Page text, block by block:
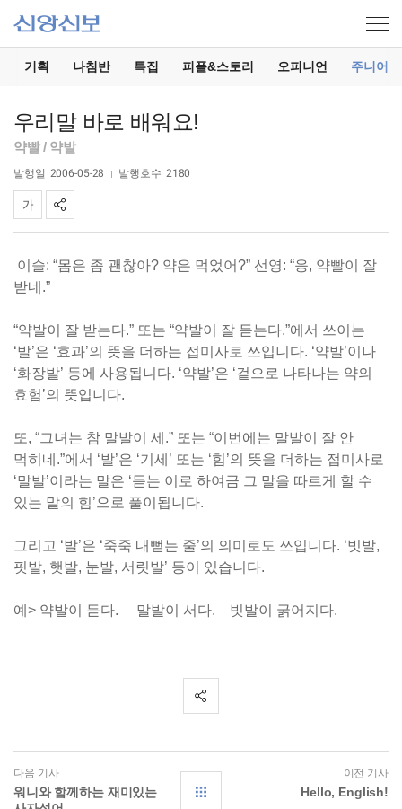
기획 나침반 특집 피플&스토리 오피니언 주니어
우리말 바로 배워요!
약빨 / 약발
발행일 2006-05-28 발행호수 2180
이슬: “몸은 좀 괜찮아? 약은 먹었어?” 선영: “응, 약빨이 잘
받네.”
“약발이 잘 받는다.” 또는 “약발이 잘 듣는다.”에서 쓰이는
‘발’은 ‘효과’의 뜻을 더하는 접미사로 쓰입니다. ‘약발’이나
‘화장발’ 등에 사용됩니다. ‘약발’은 ‘겉으로 나타나는 약의
효험’의 뜻입니다.
또, “그녀는 참 말발이 세.” 또는 “이번에는 말발이 잘 안
먹히네.”에서 ‘발’은 ‘기세’ 또는 ‘힘’의 뜻을 더하는 접미사로
‘말발’이라는 말은 ‘듣는 이로 하여금 그 말을 따르게 할 수
있는 말의 힘’으로 풀이됩니다.
그리고 ‘발’은 ‘죽죽 내뻗는 줄’의 의미로도 쓰입니다. ‘빗발,
핏발, 햇발, 눈발, 서릿발’ 등이 있습니다.
예> 약발이 듣다. 말발이 서다. 빗발이 굵어지다.
다음 기사
워니와 함께하는 재미있는
이전 기사
Hello, English!